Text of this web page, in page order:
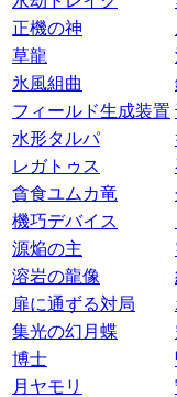
正機の神
草龍
氷風組曲
フィールド生成装置
水形タルパ
レガトゥス
貪食ユムカ竜
機巧デバイス
源焔の主
溶岩の龍像
扉に通ずる対局
集光の幻月蝶
博士
月ヤモリ